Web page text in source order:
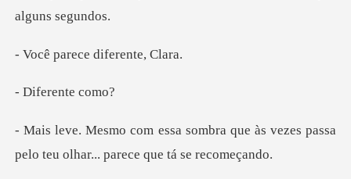
ece difere
erent
a que às vezes passa
pelo teu olh